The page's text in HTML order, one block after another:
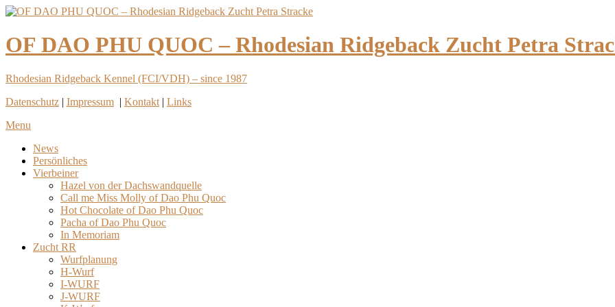
OF DAO PHU QUOC – Rhodesian Ridgeback Zucht Petra
Rhodesian Ridgeback Kennel (FCI/VDH) – since 1987
Datenschutz | Impressum | Kontakt | Links
Menu
News
Persönliches
Vierbeiner
Hazel von der Dachswandquelle
Call me Miss Molly of Dao Phu Quoc
Hot Chocolate of Dao Phu Quoc
Pacha of Dao Phu Quoc
In Memoriam
Zucht RR
Wurfplanung
H-Wurf
I-WURF
J-WURF